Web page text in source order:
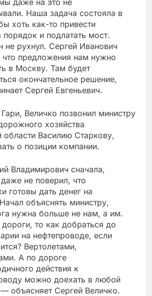
Наша задача состояла в
хоть как-то привести
порядок и подлатать мост.
не рухнул. Сергей Иванович
что предложения нам нужно
в Москву. Там будет
окончательное решение,
Сергей Евгеньевич.
Величко позвонил министру
хозяйства
области Василию Старкову,
о позиции компании.
Владимирович сначала,
не поверил, что
готовы дать денег на
объяснять министру,
нужна больше не нам, а им.
дороги, то как добраться до
на нефтепроводе, если
Вертолетами,
А по дороге
действия к
можно доехать в любой
объясняет Сергей Величко.